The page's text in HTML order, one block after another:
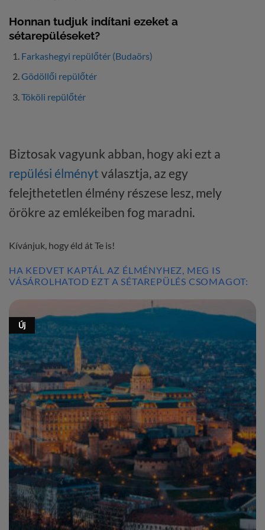
Honnan tudjuk indítani ezeket a
sétarepüléseket?
Farkashegyi repülőtér (Budaörs)
Gödöllői repülőtér
Tököli repülőtér
Biztosak vagyunk abban, hogy aki ezt a
repülési élményt választja, az egy
felejthetetlen élmény részese lesz, mely
örökre az emlékeiben fog maradni.
Kívánjuk, hogy éld át Te is!
HA KEDVET KAPTÁL AZ ÉLMÉNYHEZ, MEG IS
VÁSÁROLHATOD EZT A SÉTAREPÜLÉS CSOMAGOT:
Új